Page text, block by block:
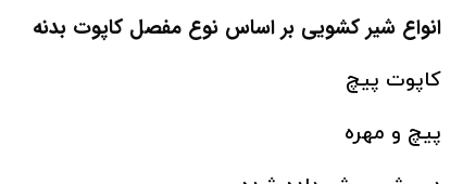
انواع شیر کشویی بر اساس نوع مفصل کاپوت بدنه
کاپوت پیچ
پیچ و مهره